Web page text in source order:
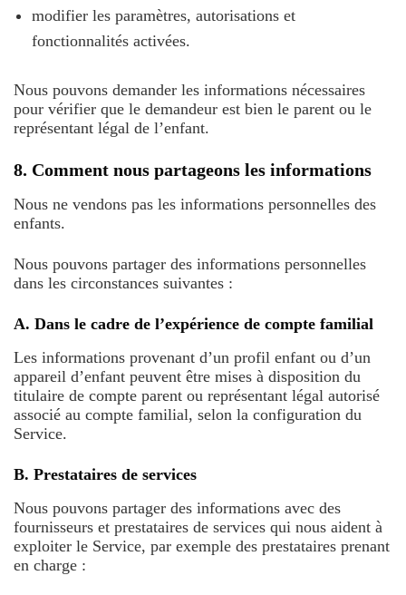
modifier les paramètres, autorisations et
fonctionnalités activées.
Nous pouvons demander les informations nécessaires
pour vérifier que le demandeur est bien le parent ou le
représentant légal de l’enfant.
8. Comment nous partageons les informations
Nous ne vendons pas les informations personnelles des
enfants.
Nous pouvons partager des informations personnelles
dans les circonstances suivantes :
A. Dans le cadre de l’expérience de compte familial
Les informations provenant d’un profil enfant ou d’un
appareil d’enfant peuvent être mises à disposition du
titulaire de compte parent ou représentant légal autorisé
associé au compte familial, selon la configuration du
Service.
B. Prestataires de services
Nous pouvons partager des informations avec des
fournisseurs et prestataires de services qui nous aident à
exploiter le Service, par exemple des prestataires prenant
en charge :